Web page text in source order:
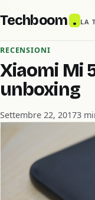
Techboom . LA
RECENSIONI
Xiaomi Mi
unboxing
Settembre 22, 20173